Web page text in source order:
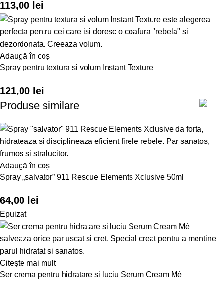
113,00 lei
Adaugă în coș
Spray pentru textura si volum Instant Texture
121,00 lei
Produse similare
Adaugă în coș
Spray „salvator” 911 Rescue Elements Xclusive 50ml
64,00 lei
Epuizat
Citește mai mult
Ser crema pentru hidratare si luciu Serum Cream Mé